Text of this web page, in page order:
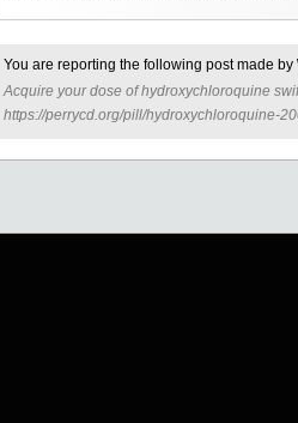
You are reporting the following post made by
Acquire your dose of hydroxychloroquine
https://perrycd.org/pill/hydroxychloroquine-